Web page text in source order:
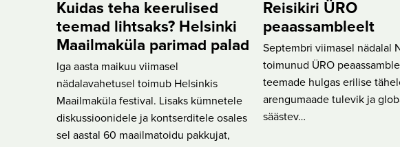
Kuidas teha keerulised
teemad lihtsaks? Helsinki
Maailmaküla parimad palad
Iga aasta maikuu viimasel
nädalavahetusel toimub Helsinkis
Maailmaküla festival. Lisaks kümnetele
diskussioonidele ja kontserditele osales
sel aastal 60 maailmatoidu pakkujat,
Reisikiri ÜRO
peaassambleelt
Septembri viimasel nädalal
toimunud ÜRO
teemade hulgas erilise
arengumaade tulevik ja
säästev…